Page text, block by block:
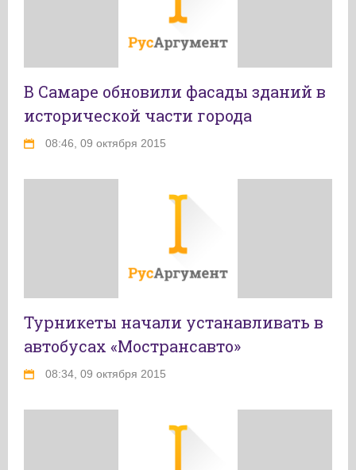
В Самаре обновили фасады зданий в
исторической части города
08:46, 09 октября 2015
Турникеты начали устанавливать в
автобусах «Мострансавто»
08:34, 09 октября 2015